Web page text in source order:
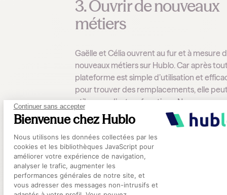
Continuer sans accepter
Bienvenue chez Hublo
Plateforme de Gestion du
Nous utilisons les données collectées par les
cookies et les bibliothèques JavaScript pour
améliorer votre expérience de navigation,
analyser le trafic, augmenter les
performances générales de notre site, et
vous adresser des messages non-intrusifs et
Axeptio consent
3. Ouvrir de nouveaux
métiers
Gaëlle et Célia ouvrent au fur et à mesure
nouveaux métiers sur Hublo. Car après
plateforme est simple d’utilisation et
pour trouver des remplacements, elle
utile pour d’autres fonctions. Nous
accompagnons les équipes dans ce
grâce à une communication interne
notamment en expliquant l’utilisation de
Hublo.Cela inclut des sessions collectives
qu’un accompagnement personnalisé
paramétrage des profils, si nécessaire.